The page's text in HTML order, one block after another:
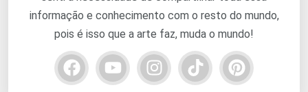
informação e conhecimento com o resto do mundo,
pois é isso que a arte faz, muda o mundo!